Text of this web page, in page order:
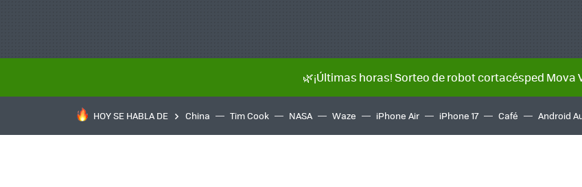
🌿¡Últimas horas! Sorteo de robot cortacésped Mova
HOY SE HABLA DE China Tim Cook NASA Waze iPhone Air iPhone 17 Café Android